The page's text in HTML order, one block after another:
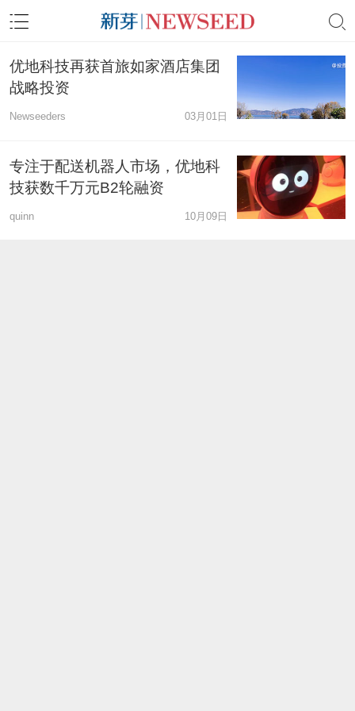
优地科技再获首旅如家酒店集团
战略投资
Newseeders 03月01日
专注于配送机器人市场，优地科
技获数千万元B2轮融资
quinn 10月09日